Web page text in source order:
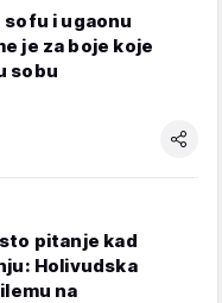
i ugaonu
je za boje koje
sobu
pitanje kad
Holivudska
na